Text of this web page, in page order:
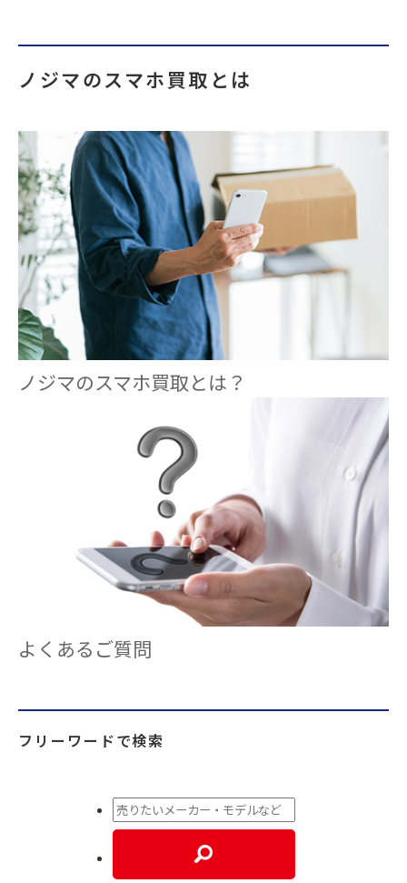
ノジマのスマホ買取とは
ノジマのスマホ買取とは？
よくあるご質問
フリーワードで検索